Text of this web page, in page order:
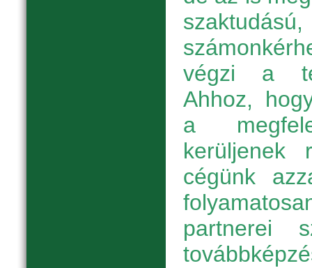
végzi a
Ahhoz,
a
kerüljenek
cégünk
partnerei